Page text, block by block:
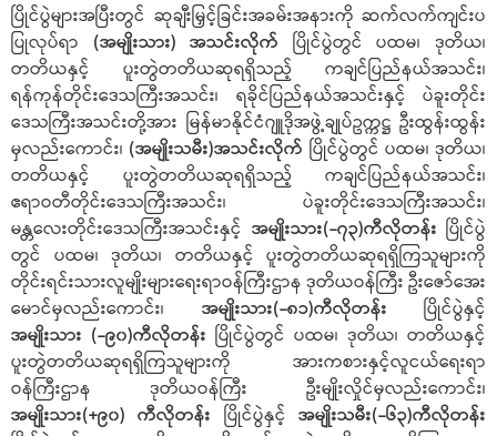
ပြိုင်ပွဲများအပြီးတွင် ဆုချီးမြှင့်ခြင်းအခမ်းအနားကို ဆက်လက်ကျင်းပ
ပြုလုပ်ရာ (အမျိုးသား) အသင်းလိုက် ပြိုင်ပွဲတွင် ပထမ၊ ဒုတိယ၊
တတိယနှင့် ပူးတွဲတတိယဆုရရှိသည့် ကချင်ပြည်နယ်အသင်း၊
ရန်ကုန်တိုင်းဒေသကြီးအသင်း၊ ရခိုင်ပြည်နယ်အသင်းနှင့် ပဲခူးတိုင်း
ဒေသကြီးအသင်းတို့အား မြန်မာနိုင်ငံဂျူဒိုအဖွဲ့ချုပ်ဥက္ကဋ္ဌ ဦးထွန်းထွန်း
မှလည်းကောင်း၊ (အမျိုးသမီး)အသင်းလိုက် ပြိုင်ပွဲတွင် ပထမ၊ ဒုတိယ၊
တတိယနှင့် ပူးတွဲတတိယဆုရရှိသည့် ကချင်ပြည်နယ်အသင်း၊
ဧရာဝတီတိုင်းဒေသကြီးအသင်း၊ ပဲခူးတိုင်းဒေသကြီးအသင်း၊
မန္တလေးတိုင်းဒေသကြီးအသင်းနှင့် အမျိုးသား(-၇၃)ကီလိုတန်း ပြိုင်ပွဲ
တွင် ပထမ၊ ဒုတိယ၊ တတိယနှင့် ပူးတွဲတတိယဆုရရှိကြသူများကို
တိုင်းရင်းသားလူမျိုးများရေးရာဝန်ကြီးဌာန ဒုတိယဝန်ကြီး ဦးဇော်အေး
မောင်မှလည်းကောင်း၊ အမျိုးသား(-၈၁)ကီလိုတန်း ပြိုင်ပွဲနှင့်
အမျိုးသား (-၉၀)ကီလိုတန်း ပြိုင်ပွဲတွင် ပထမ၊ ဒုတိယ၊ တတိယနှင့်
ပူးတွဲတတိယဆုရရှိကြသူများကို အားကစားနှင့်လူငယ်ရေးရာ
ဝန်ကြီးဌာန ဒုတိယဝန်ကြီး ဦးမျိုးလှိုင်မှလည်းကောင်း၊
အမျိုးသား(+၉၀) ကီလိုတန်း ပြိုင်ပွဲနှင့်အမျိုးသမီး(-၆၃)ကီလိုတန်း